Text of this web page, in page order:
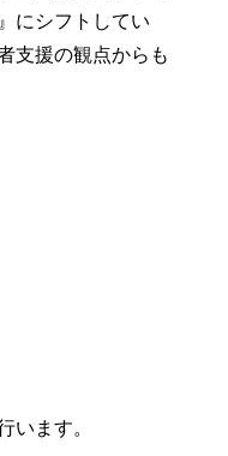
にシフトしてい
支援の観点からも
ます。